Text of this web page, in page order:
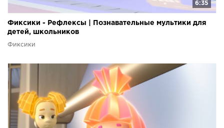
6:35
Фиксики - Рефлексы | Познавательные мультики для
детей, школьников
Фиксики